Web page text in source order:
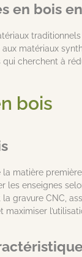
en bois
matériaux
cherchent à
bois
matière
enseignes
gravure CNC,